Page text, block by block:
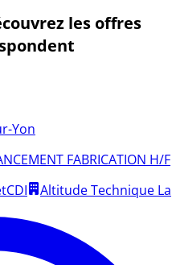
les offres
Yon
FABRICATION H/F
CDI
Altitude Technique La